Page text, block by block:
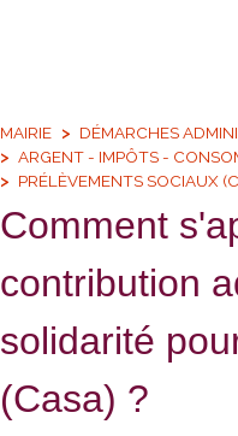
MAIRIE
DÉMARCHES
ARGENT - IMPÔTS -
PRÉLÈVEMENTS SOCIAUX
Comment
contribution
solidarité
(Casa) ?